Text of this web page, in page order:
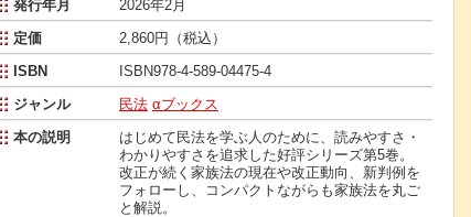
発行年月
2026年2月
定価
2,860円（税込）
ISBN
ISBN978-4-589-04475-4
ジャンル
民法 αブックス
本の説明
はじめて民法を学ぶ人のために、読みやすさ・
わかりやすさを追求した好評シリーズ第5巻。
改正が続く家族法の現在や改正動向、新判例を
フォローし、コンパクトながらも家族法を丸ご
と解説。